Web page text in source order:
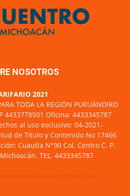
NOSOTROS
2021
TODA LA REGIÓN PURUÁNDIRO
4433778501 Oficina: 4433345787
al uso exclusivo: 04-2021-
de Titulo y Contenido No 17466
Cuautla N°90 Col. Centro C. P.
TEL. 4433345787